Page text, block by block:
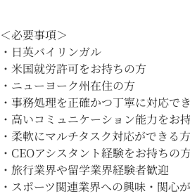
＜必要事項＞
・日英バイリンガル
・米国就労許可をお持ちの方
・ニューヨーク州在住の方
・事務処理を正確かつ丁寧に対応で
・高いコミュニケーション能力をお
・柔軟にマルチタスク対応ができる方
・CEOアシスタント経験をお持ちの方
・旅行業界や留学業界経験者歓迎
・スポーツ関連業界への興味・関心